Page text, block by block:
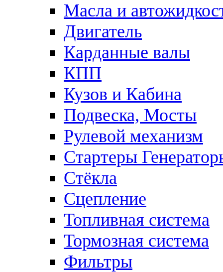
Масла и
Двигатель
Карданные валы
КПП
Кузов и Кабина
Подвеска, Мосты
Рулевой механизм
Стартеры
Стёкла
Сцепление
Топливная система
Тормозная система
Фильтры